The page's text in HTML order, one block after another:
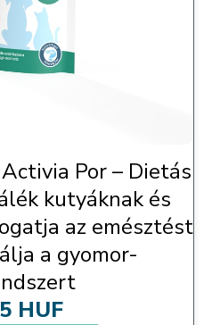
Por – Dietás
kutyáknak és
az emésztést
a gyomor-
HUF